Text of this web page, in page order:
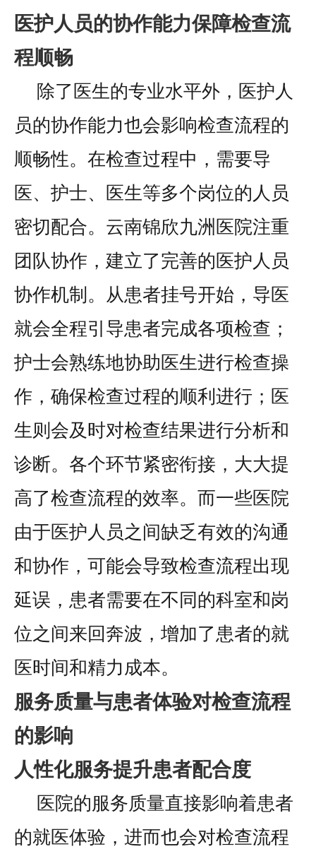
医护人员的协作能力保障检查流
程顺畅
除了医生的专业水平外，医护人
员的协作能力也会影响检查流程的
顺畅性。在检查过程中，需要导
医、护士、医生等多个岗位的人员
密切配合。云南锦欣九洲医院注重
团队协作，建立了完善的医护人员
协作机制。从患者挂号开始，导医
就会全程引导患者完成各项检查；
护士会熟练地协助医生进行检查操
作，确保检查过程的顺利进行；医
生则会及时对检查结果进行分析和
诊断。各个环节紧密衔接，大大提
高了检查流程的效率。而一些医院
由于医护人员之间缺乏有效的沟通
和协作，可能会导致检查流程出现
延误，患者需要在不同的科室和岗
位之间来回奔波，增加了患者的就
医时间和精力成本。
服务质量与患者体验对检查流程
的影响
人性化服务提升患者配合度
医院的服务质量直接影响着患者
的就医体验，进而也会对检查流程